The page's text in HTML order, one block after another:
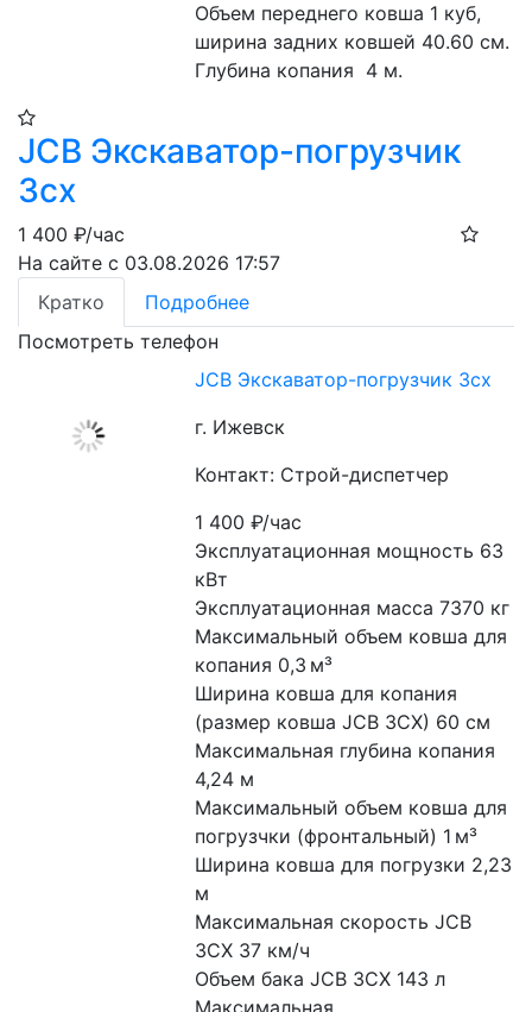
Объем переднего ковша 1 куб,
ширина задних ковшей 40.60 см.
Глубина копания  4 м.
JCB Экскаватор-погрузчик
3cx
1 400 ₽/час
На сайте с 03.08.2026 17:57
Кратко
Подробнее
Посмотреть телефон
JCB Экскаватор-погрузчик 3cx
г. Ижевск
Контакт: Строй-диспетчер
1 400₽/час
Эксплуатационная мощность 63
кВт
Эксплуатационная масса 7370 кг
Максимальный объем ковша для
копания 0,3 м³
Ширина ковша для копания
(размер ковша JCB 3CX) 60 см
Максимальная глубина копания
4,24 м
Максимальный объем ковша для
погрузчки (фронтальный) 1 м³
Ширина ковша для погрузки 2,23
м
Максимальная скорость JCB
3CX 37 км/ч
Объем бака JCB 3CX 143 л
Максимальная